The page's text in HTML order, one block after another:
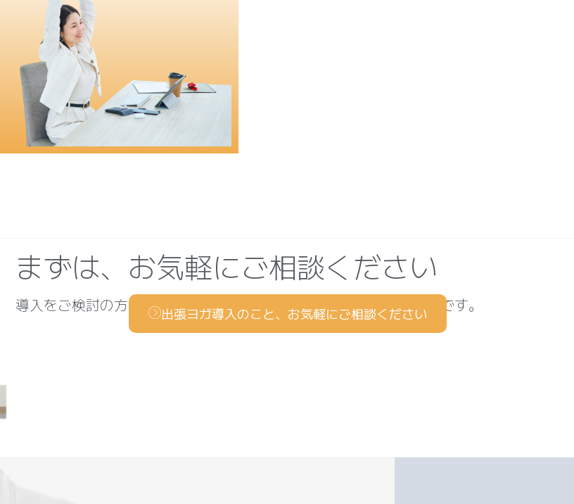
まずは、お気軽にご相談ください
導入をご検討の方も、“まずは話を聞いてみたい” という方も大歓迎です。
出張ヨガ導入のこと、お気軽にご相談ください